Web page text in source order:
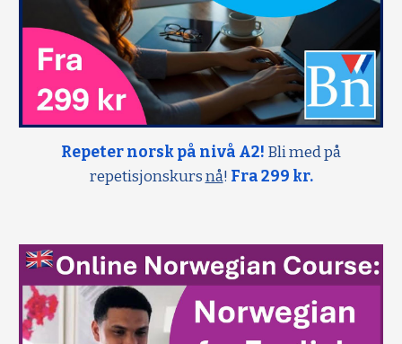
Repeter norsk på nivå A2! Bli med på
repetisjonskursnå! Fra 299 kr.